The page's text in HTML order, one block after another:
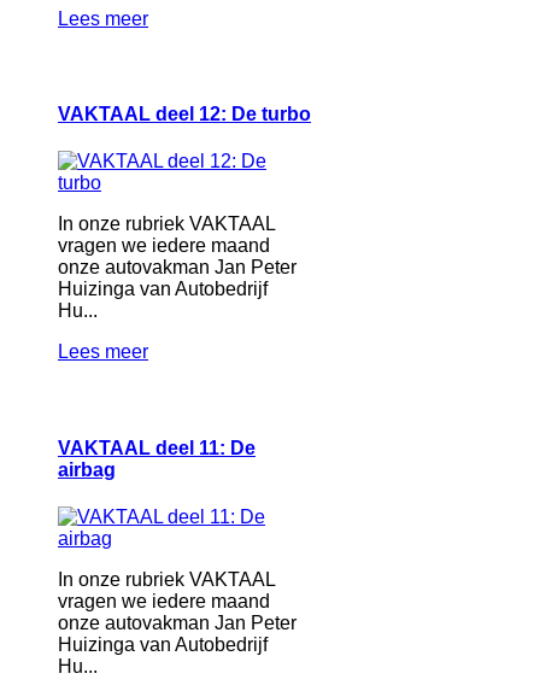
Lees meer
VAKTAAL deel 12: De turbo
In onze rubriek VAKTAAL
vragen we iedere maand
onze autovakman Jan Peter
Huizinga van Autobedrijf
Hu...
Lees meer
VAKTAAL deel 11: De
airbag
In onze rubriek VAKTAAL
vragen we iedere maand
onze autovakman Jan Peter
Huizinga van Autobedrijf
Hu...